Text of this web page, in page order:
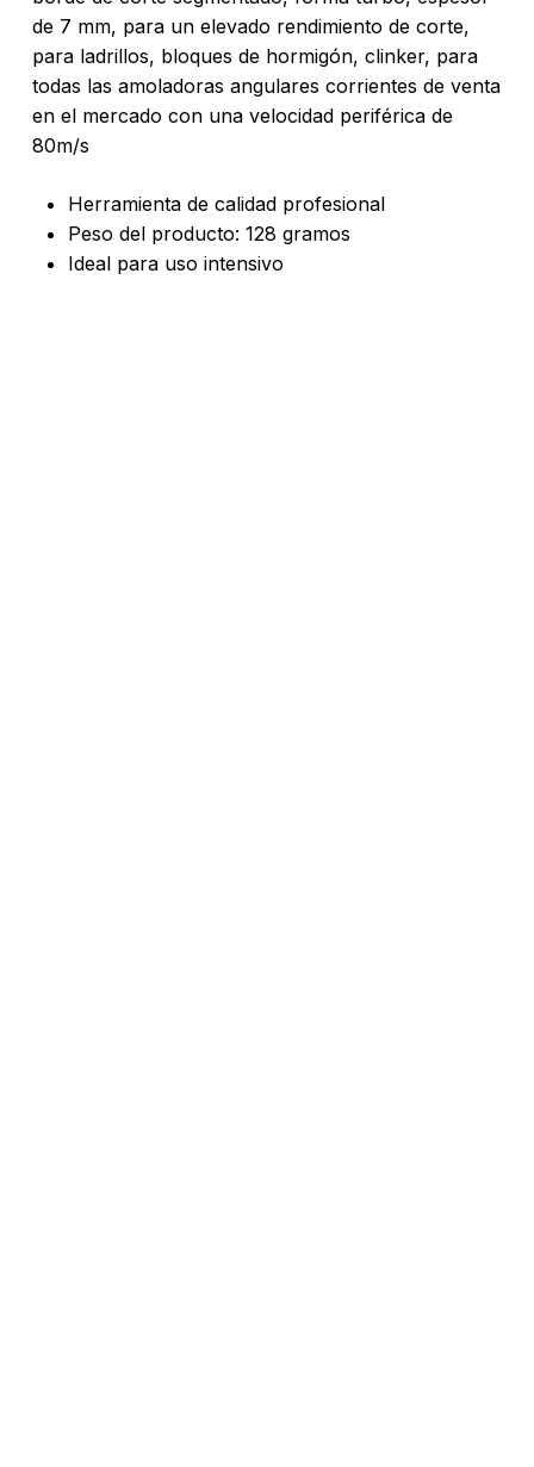
de 7 mm, para un elevado rendimiento de corte,
para ladrillos, bloques de hormigón, clinker, para
todas las amoladoras angulares corrientes de venta
en el mercado con una velocidad periférica de
80m/s
Herramienta de calidad profesional
Peso del producto: 128 gramos
Ideal para uso intensivo